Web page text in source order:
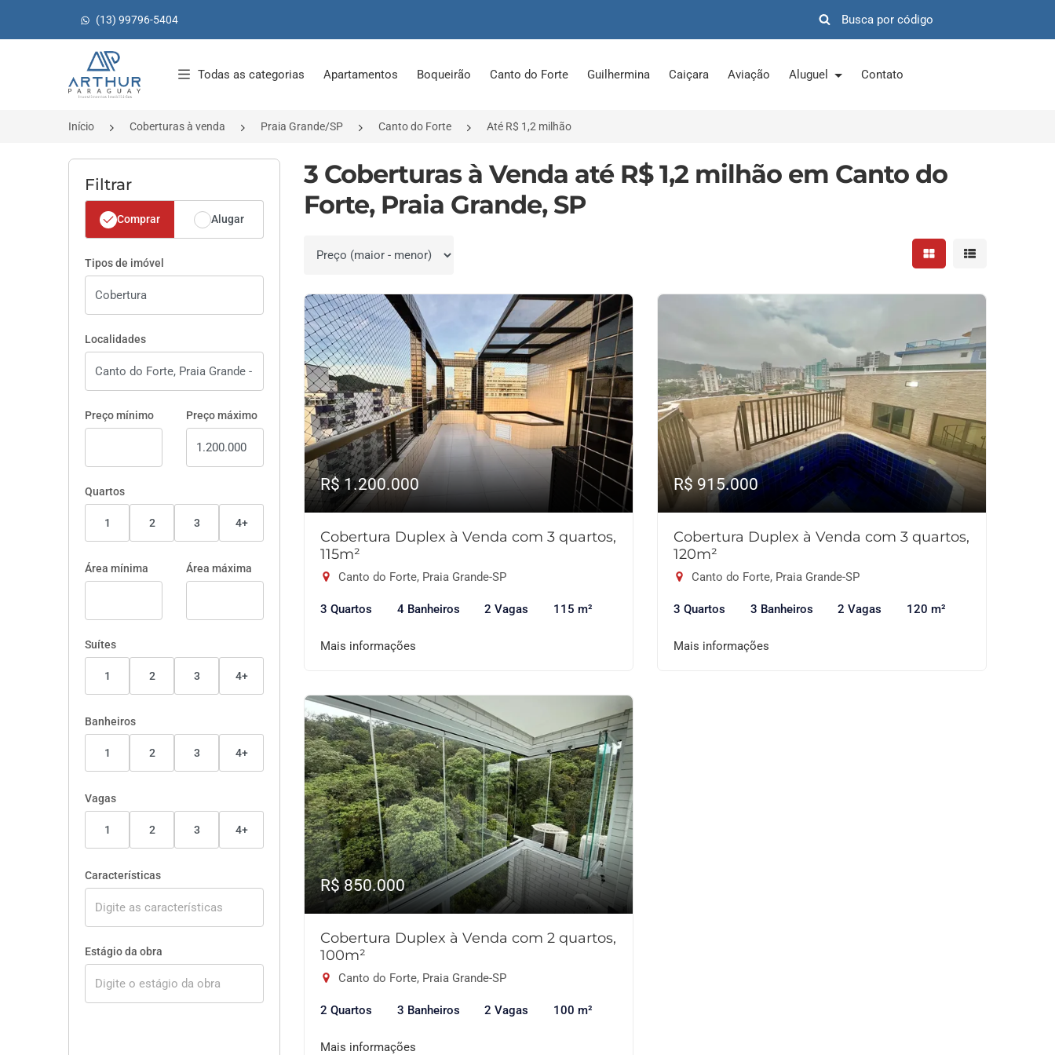
(13) 99796-5404
Página inicial
Todas as categorias Apartamentos Boqueirão Canto do Forte Guilhermina Caiçara Aviação Aluguel Contato
Início Coberturas à venda Praia Grande/SP Canto do Forte Até R$ 1,2 milhão
Filtrar
Comprar Alugar
Tipos de imóvel
Localidades
Preço mínimo Preço máximo
Quartos
1 2 3 4+
Área mínima Área máxima
Suítes
1 2 3 4+
Banheiros
1 2 3 4+
Vagas
1 2 3 4+
Características
Estágio da obra
3 Coberturas à Venda até R$ 1,2 milhão em Canto do
Forte, Praia Grande, SP
Ordenar por Mostrar resultados em
Mostrar
R$ 1.200.000
Cobertura Duplex à Venda com 3 quartos,
115m²
Canto do Forte, Praia Grande-SP
3 Quartos 4 Banheiros 2 Vagas 115 m²
Mais informações
R$ 915.000
Cobertura Duplex à Venda com 3 quartos,
120m²
Canto do Forte, Praia Grande-SP
3 Quartos 3 Banheiros 2 Vagas 120 m²
Mais informações
R$ 850.000
Cobertura Duplex à Venda com 2 quartos,
100m²
Canto do Forte, Praia Grande-SP
2 Quartos 3 Banheiros 2 Vagas 100 m²
Mais informações